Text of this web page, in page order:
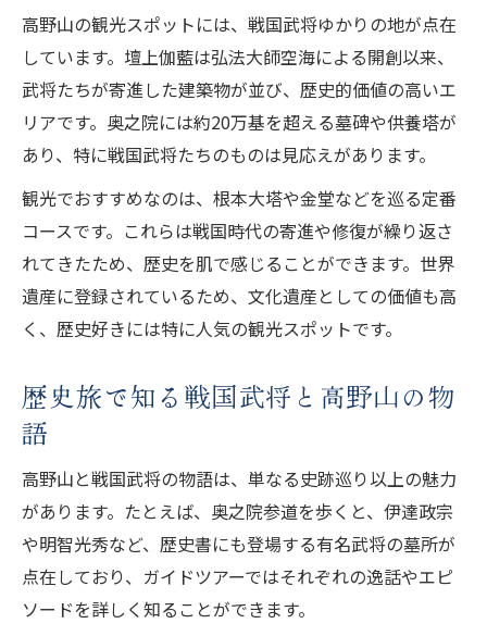
高野山の観光スポットで歴史とご利益を享
受
戦国武将ゆかりの寺院と高野山探訪を楽しむ
戦国武将・高野山で寺院巡りを満喫する方
法
歴史散策で出会う戦国武将と高野山の寺院
戦国武将ゆかりの寺院で高野山の魅力発見
寺院で感じる高野山と戦国武将の歴史的絆
高野山の観光スポットで寺院巡りを楽しも
う
戦国武将・高野山の半日モデルコース徹底
高野山観光スポットを半日で効率よく巡る
方法
戦国武将ゆかりの地を半日で巡る高野山旅
高野山の文化遺産と戦国武将を同時に体験
半日モデルコースで高野山観光スポット制
高野山の観光スポットには、戦国武将ゆかりの地が点在
しています。壇上伽藍は弘法大師空海による開創以来、
武将たちが寄進した建築物が並び、歴史的価値の高いエ
リアです。奥之院には約20万基を超える墓碑や供養塔が
あり、特に戦国武将たちのものは見応えがあります。
観光でおすすめなのは、根本大塔や金堂などを巡る定番
コースです。これらは戦国時代の寄進や修復が繰り返さ
れてきたため、歴史を肌で感じることができます。世界
遺産に登録されているため、文化遺産としての価値も高
く、歴史好きには特に人気の観光スポットです。
歴史旅で知る戦国武将と高野山の物
語
高野山と戦国武将の物語は、単なる史跡巡り以上の魅力
があります。たとえば、奥之院参道を歩くと、伊達政宗
や明智光秀など、歴史書にも登場する有名武将の墓所が
点在しており、ガイドツアーではそれぞれの逸話やエピ
ソードを詳しく知ることができます。